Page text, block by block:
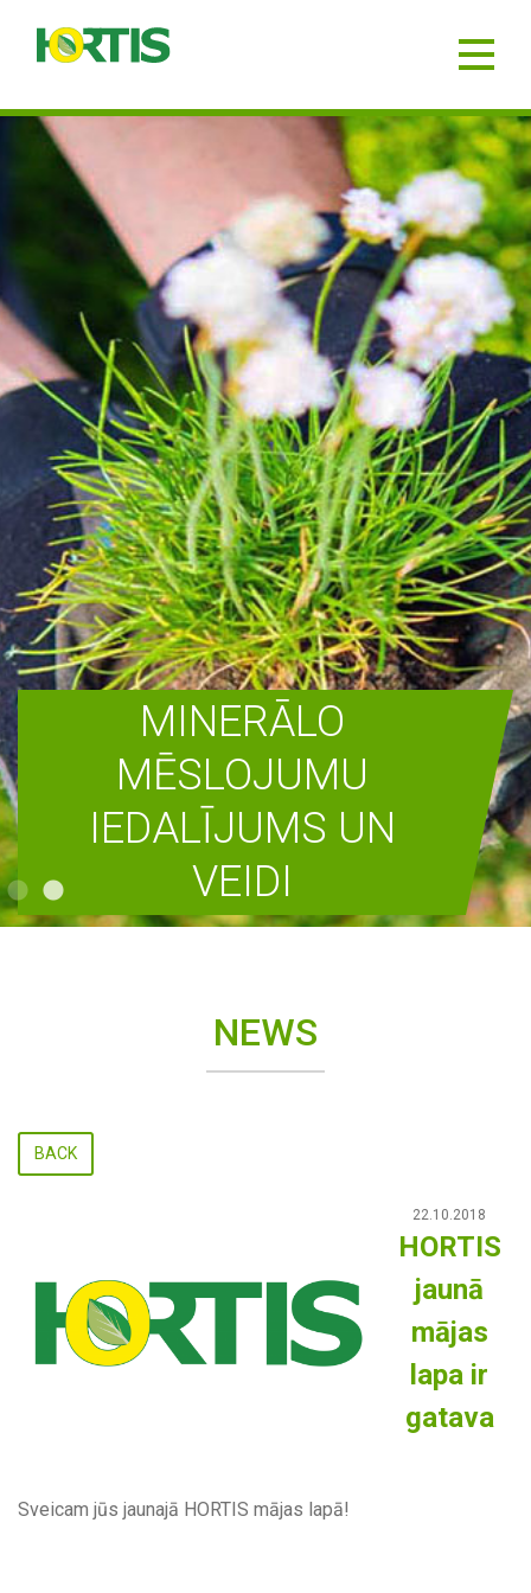
MINERĀLO
MĒSLOJUMU
IEDALĪJUMS UN
VEIDI
NEWS
BACK
22.10.2018
HORTIS
jaunā
mājas
lapa ir
gatava
Sveicam jūs jaunajā HORTIS mājas lapā!